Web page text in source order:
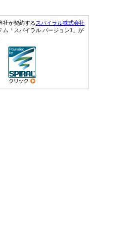
社が契約するスパイラル株式会社
ム「スパイラル バージョン1」が